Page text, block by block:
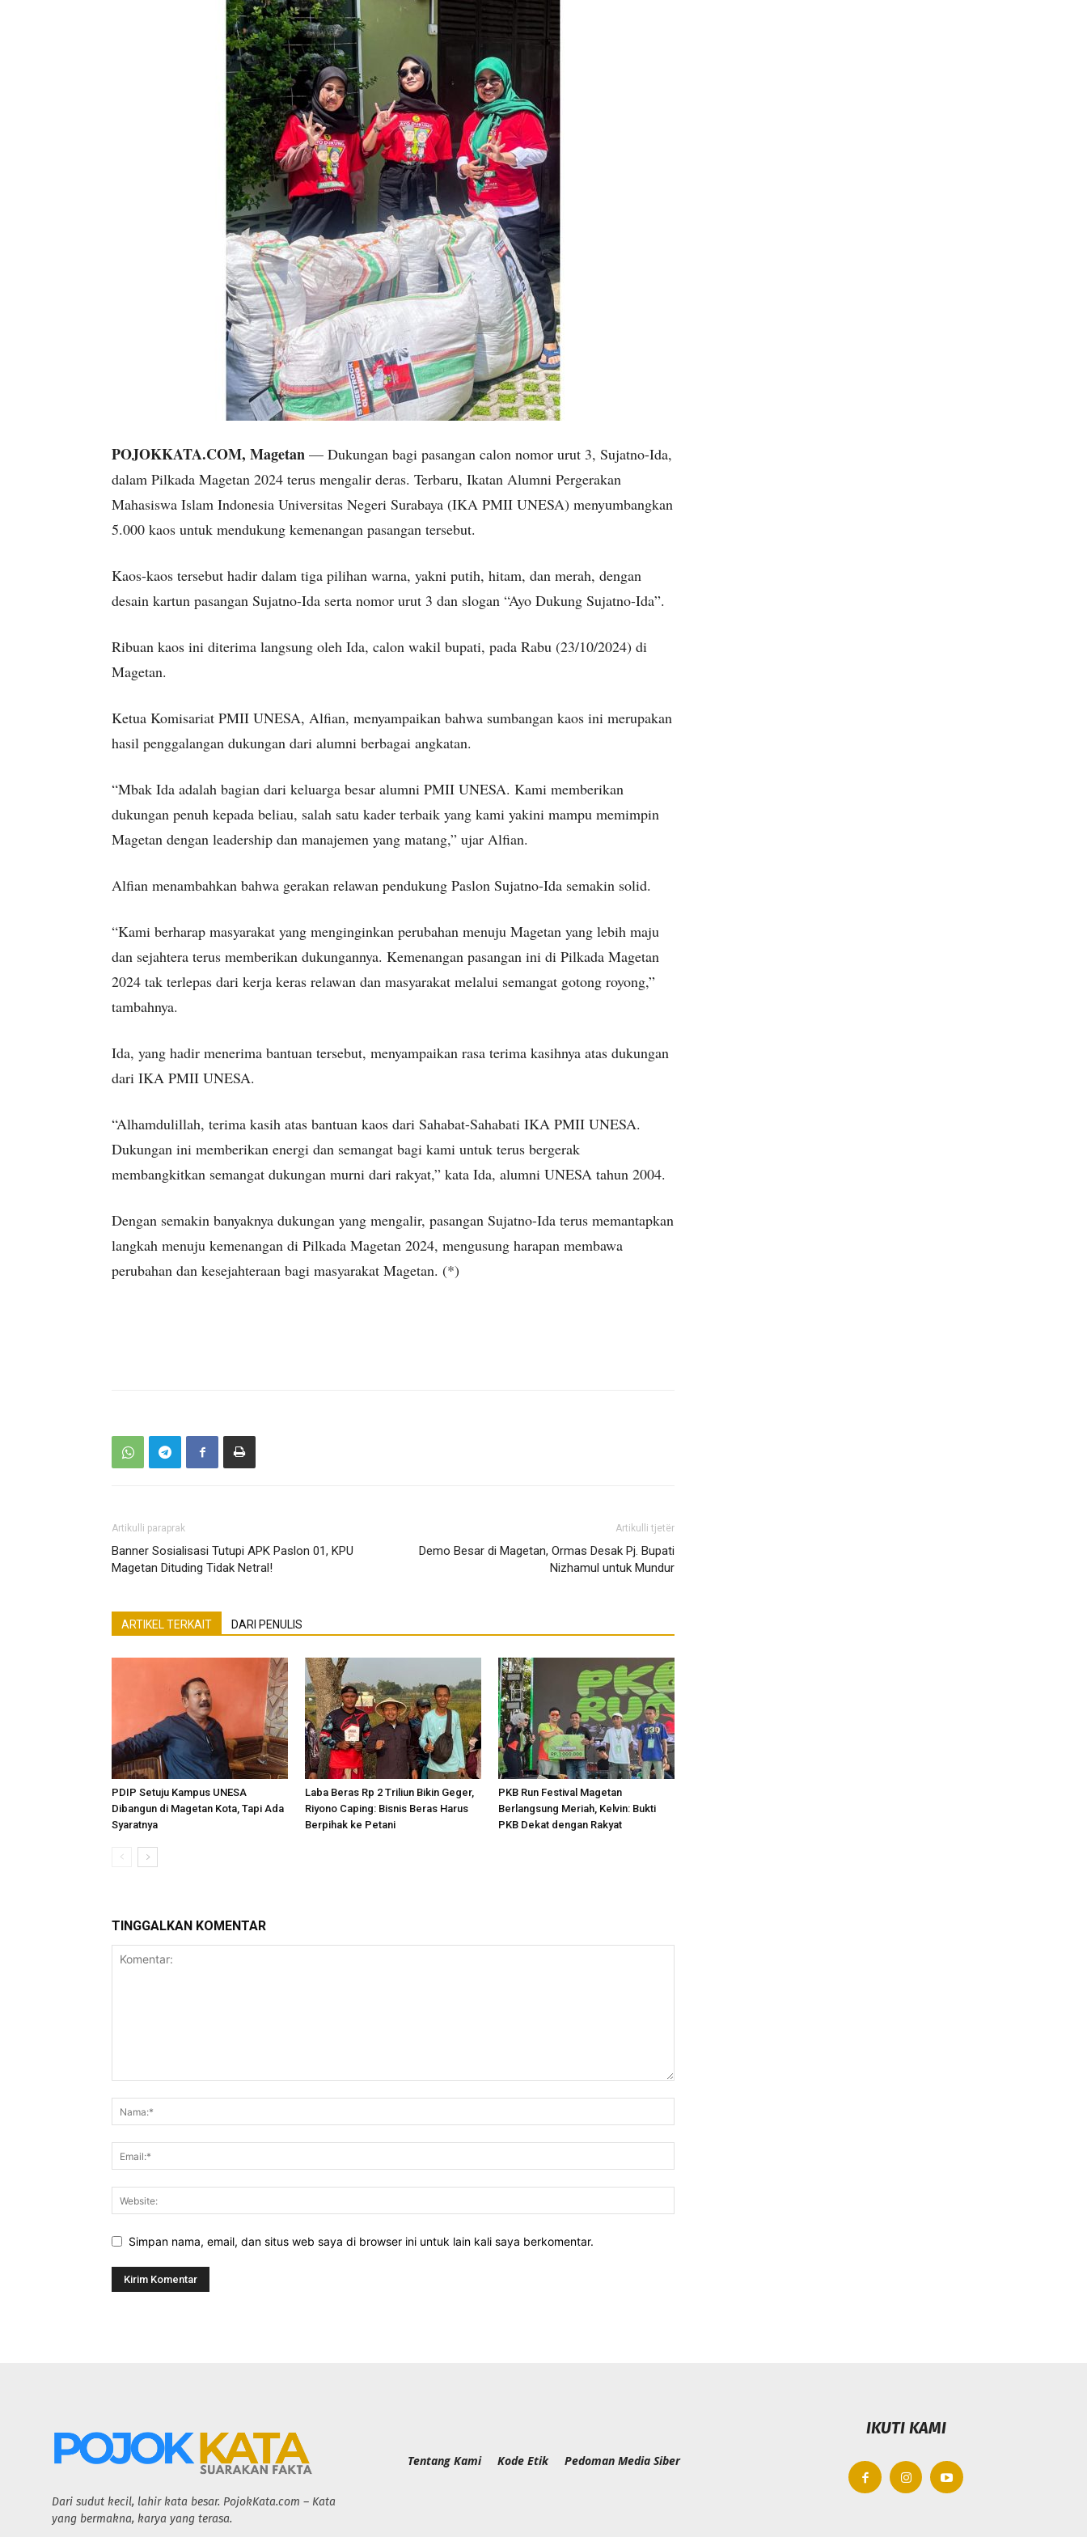
POJOKKATA.COM, Magetan — Dukungan bagi pasangan calon nomor urut 3, Sujatno-Ida,
dalam Pilkada Magetan 2024 terus mengalir deras. Terbaru, Ikatan Alumni Pergerakan
Mahasiswa Islam Indonesia Universitas Negeri Surabaya (IKA PMII UNESA) menyumbangkan
5.000 kaos untuk mendukung kemenangan pasangan tersebut.
Kaos-kaos tersebut hadir dalam tiga pilihan warna, yakni putih, hitam, dan merah, dengan
desain kartun pasangan Sujatno-Ida serta nomor urut 3 dan slogan “Ayo Dukung Sujatno-Ida”.
Ribuan kaos ini diterima langsung oleh Ida, calon wakil bupati, pada Rabu (23/10/2024) di
Magetan.
Ketua Komisariat PMII UNESA, Alfian, menyampaikan bahwa sumbangan kaos ini merupakan
hasil penggalangan dukungan dari alumni berbagai angkatan.
“Mbak Ida adalah bagian dari keluarga besar alumni PMII UNESA. Kami memberikan
dukungan penuh kepada beliau, salah satu kader terbaik yang kami yakini mampu memimpin
Magetan dengan leadership dan manajemen yang matang,” ujar Alfian.
Alfian menambahkan bahwa gerakan relawan pendukung Paslon Sujatno-Ida semakin solid.
“Kami berharap masyarakat yang menginginkan perubahan menuju Magetan yang lebih maju
dan sejahtera terus memberikan dukungannya. Kemenangan pasangan ini di Pilkada Magetan
2024 tak terlepas dari kerja keras relawan dan masyarakat melalui semangat gotong royong,”
tambahnya.
Ida, yang hadir menerima bantuan tersebut, menyampaikan rasa terima kasihnya atas dukungan
dari IKA PMII UNESA.
“Alhamdulillah, terima kasih atas bantuan kaos dari Sahabat-Sahabati IKA PMII UNESA.
Dukungan ini memberikan energi dan semangat bagi kami untuk terus bergerak
membangkitkan semangat dukungan murni dari rakyat,” kata Ida, alumni UNESA tahun 2004.
Dengan semakin banyaknya dukungan yang mengalir, pasangan Sujatno-Ida terus memantapkan
langkah menuju kemenangan di Pilkada Magetan 2024, mengusung harapan membawa
perubahan dan kesejahteraan bagi masyarakat Magetan. (*)
Artikulli paraprak
Banner Sosialisasi Tutupi APK Paslon 01, KPU
Magetan Dituding Tidak Netral!
Artikulli tjetër
Demo Besar di Magetan, Ormas Desak Pj. Bupati
Nizhamul untuk Mundur
ARTIKEL TERKAIT DARI PENULIS
PDIP Setuju Kampus UNESA
Dibangun di Magetan Kota, Tapi Ada
Syaratnya
Laba Beras Rp 2 Triliun Bikin Geger,
Riyono Caping: Bisnis Beras Harus
Berpihak ke Petani
PKB Run Festival Magetan
Berlangsung Meriah, Kelvin: Bukti
PKB Dekat dengan Rakyat
TINGGALKAN KOMENTAR
Simpan nama, email, dan situs web saya di browser ini untuk lain kali saya berkomentar.
Dari sudut kecil, lahir kata besar. PojokKata.com – Kata
yang bermakna, karya yang terasa.
Tentang Kami Kode Etik Pedoman Media Siber
IKUTI KAMI